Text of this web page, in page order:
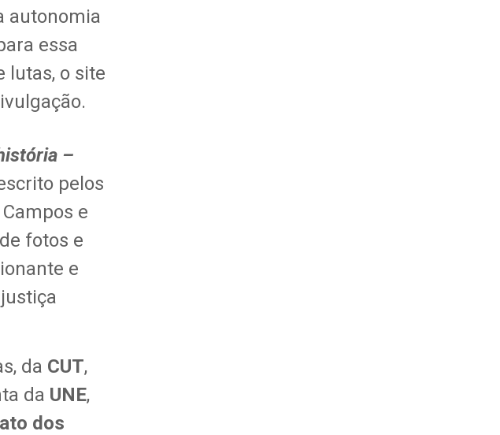
autonomia
essa
lutas, o site
–
pelos
e
fotos e
e
da CUT,
da UNE,
dos